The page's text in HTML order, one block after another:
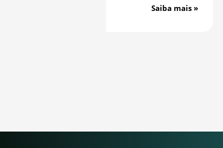
Saiba mais »